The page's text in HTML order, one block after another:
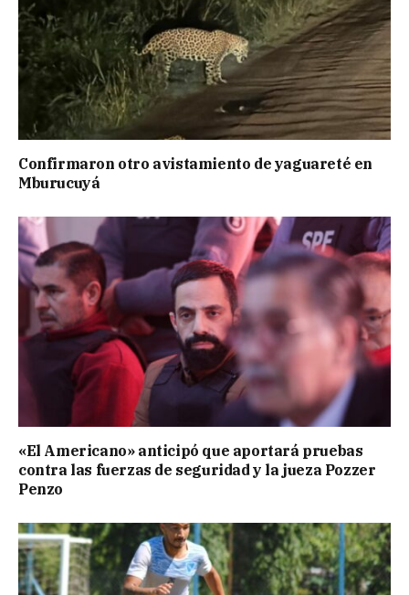
Confirmaron otro avistamiento de yaguareté en
Mburucuyá
«El Americano» anticipó que aportará pruebas
contra las fuerzas de seguridad y la jueza Pozzer
Penzo